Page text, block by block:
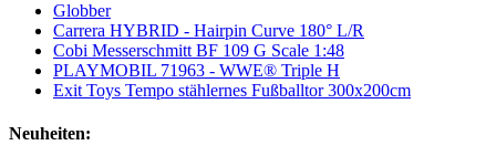
Globber
Carrera HYBRID - Hairpin Curve 180° L/R
Cobi Messerschmitt BF 109 G Scale 1:48
PLAYMOBIL 71963 - WWE® Triple H
Exit Toys Tempo stählernes Fußballtor 300x200cm
Neuheiten: